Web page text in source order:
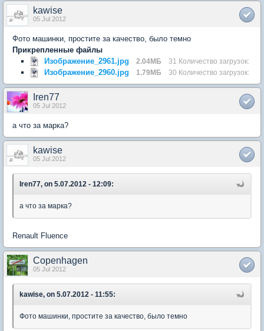
kawise
05 Jul 2012
Фото машинки, простите за качество, было темно
Прикрепленные файлы
Изображение_2961.jpg
2.04МБ 31 Количество загрузок:
Изображение_2960.jpg 1.79МБ 30 Количество загрузок:
Iren77
05 Jul 2012
а что за марка?
kawise
05 Jul 2012
Iren77, on 5.07.2012 - 12:09:
а что за марка?
Renault Fluence
Copenhagen
05 Jul 2012
kawise, on 5.07.2012 - 11:55:
Фото машинки, простите за качество, было темно